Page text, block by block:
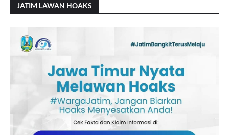
JATIM LAWAN HOAKS